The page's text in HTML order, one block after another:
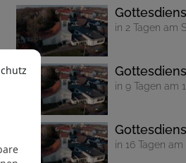
in 2 Tagen am
in 9 Tagen am
in 16 Tagen